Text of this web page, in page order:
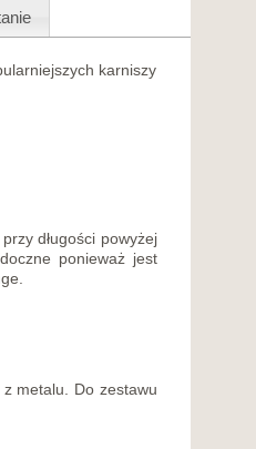
karniszy
długości powyżej
ponieważ jest
metalu. Do zestawu